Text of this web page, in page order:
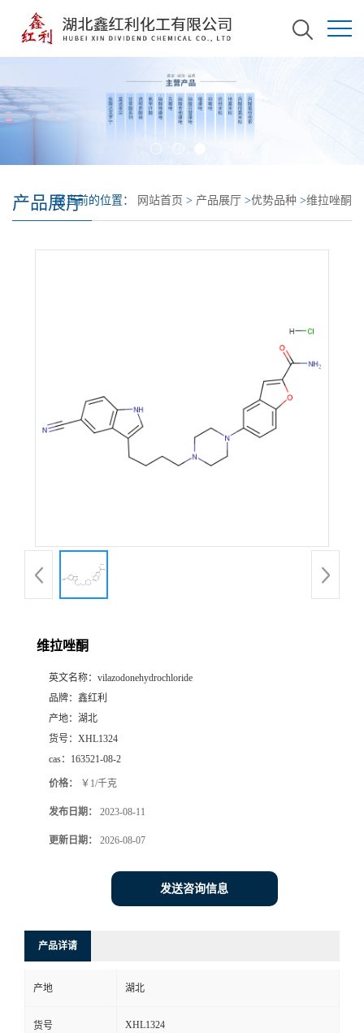
产品展厅您当前的位置： 网站首页 > 产品展厅 >优势品种 >维拉唑酮
维拉唑酮
英文名称： vilazodonehydrochloride
品牌： 鑫红利
产地： 湖北
货号： XHL1324
cas： 163521-08-2
价格： ￥1/千克
发布日期： 2023-08-11
更新日期： 2026-08-07
发送咨询信息
产品详请
产地 湖北
货号 XHL1324